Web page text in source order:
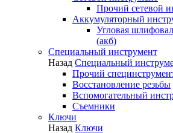
Прочий сетевой
Аккумуляторный
Угловая
(акб)
Специальный инструмент
Назад Специальный
Прочий
Восстановление резьбы
Вспомогательный
Съемники
Ключи
Назад Ключи